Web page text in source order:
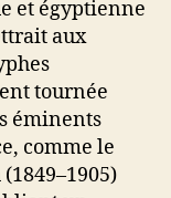
et égyptienne
aux
tournée
éminents
comme le